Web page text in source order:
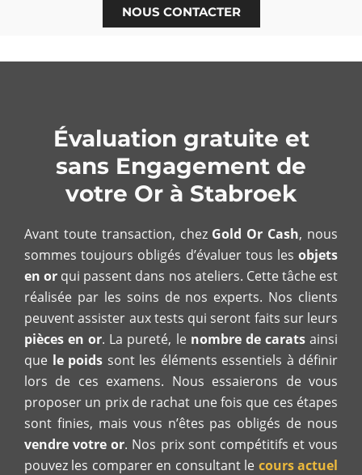
NOUS CONTACTER
Évaluation gratuite et
sans Engagement de
votre Or à Stabroek
Avant toute transaction, chez Gold Or Cash, nous
sommes toujours obligés d’évaluer tous les objets
en or qui passent dans nos ateliers. Cette tâche est
réalisée par les soins de nos experts. Nos clients
peuvent assister aux tests qui seront faits sur leurs
pièces en or. La pureté, le nombre de caratsainsi
que le poids sont les éléments essentiels à définir
lors de ces examens. Nous essaierons de vous
proposer un prix de rachat une fois que ces étapes
sont finies, mais vous n’êtes pas obligés de nous
vendre votre or. Nos prix sont compétitifs et vous
pouvez les comparer en consultant le cours actuel